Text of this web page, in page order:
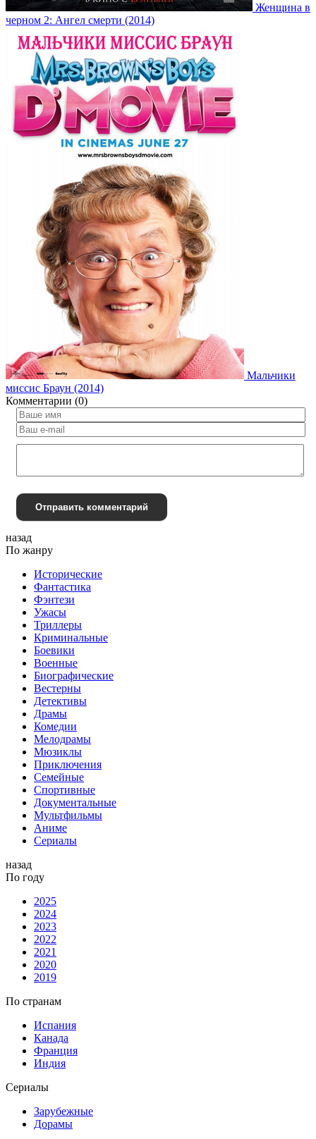
Женщина в
черном 2: Ангел смерти (2014)
Мальчики
миссис Браун (2014)
Комментарии (0)
Отправить комментарий
назад
По жанру
Исторические
Фантастика
Фэнтези
Ужасы
Триллеры
Криминальные
Боевики
Военные
Биографические
Вестерны
Детективы
Драмы
Комедии
Мелодрамы
Мюзиклы
Приключения
Семейные
Спортивные
Документальные
Мультфильмы
Аниме
Сериалы
назад
По году
2025
2024
2023
2022
2021
2020
2019
По странам
Испания
Канада
Франция
Индия
Сериалы
Зарубежные
Дорамы